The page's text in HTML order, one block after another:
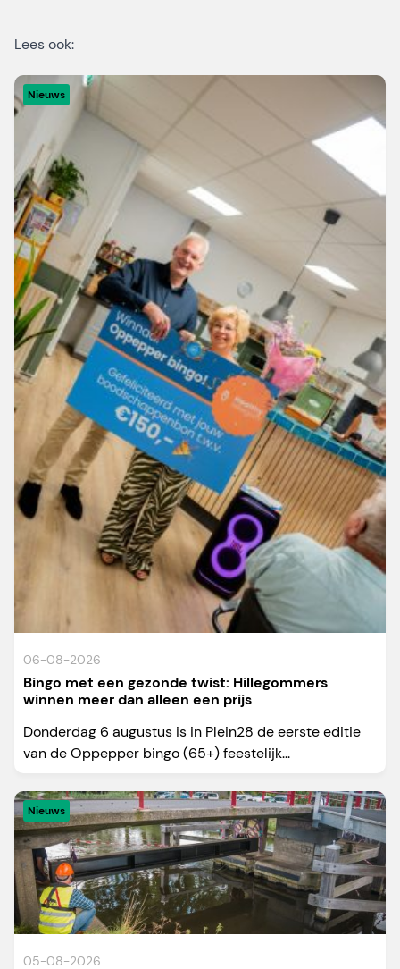
Lees ook:
Nieuws
06-08-2026
Bingo met een gezonde twist: Hillegommers
winnen meer dan alleen een prijs
Donderdag 6 augustus is in Plein28 de eerste editie
van de Oppepper bingo (65+) feestelijk...
Nieuws
05-08-2026